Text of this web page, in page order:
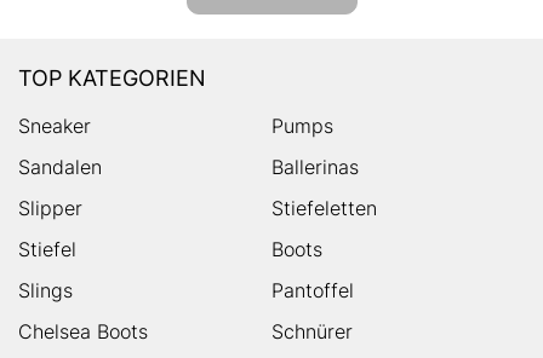
TOP KATEGORIEN
Sneaker
Pumps
Sandalen
Ballerinas
Slipper
Stiefeletten
Stiefel
Boots
Slings
Pantoffel
Chelsea Boots
Schnürer